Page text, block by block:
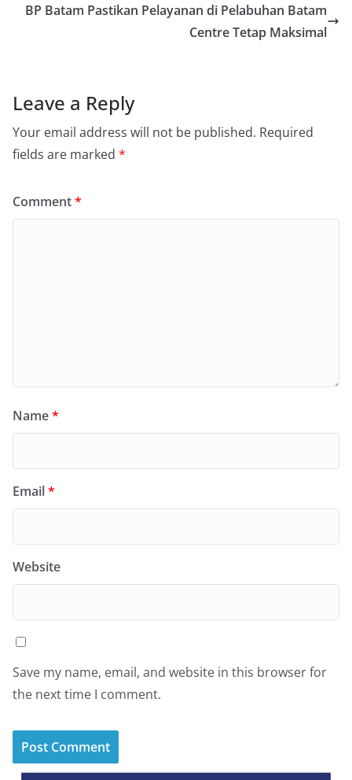
BP Batam Pastikan Pelayanan di Pelabuhan Batam
Centre Tetap Maksimal
Leave a Reply
Your email address will not be published. Required
fields are marked *
Comment*
Name*
Email*
Website
Save my name, email, and website in this browser for
the next time I comment.